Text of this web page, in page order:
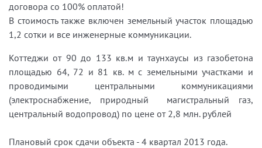
договора со 100% оплатой!
В стоимость также включен земельный участок площадью
1,2 сотки и все инженерные коммуникации.
Коттеджи от 90 до 133 кв.м и таунхаусы из газобетона
площадью 64, 72 и 81 кв. м с земельными участками и
проводимыми центральными коммуникациями
(электроснабжение, природный магистральный газ,
центральный водопровод) по цене от 2,8 млн. рублей
Плановый срок сдачи объекта - 4 квартал 2013 года.